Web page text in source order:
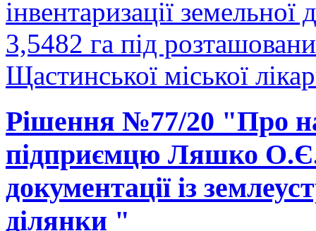
інвентаризації
3,5482 га під
Щастинської міської
Рішення №77/20 "Про
підприємцю Ляшко О.Є.
документації із
ділянки "